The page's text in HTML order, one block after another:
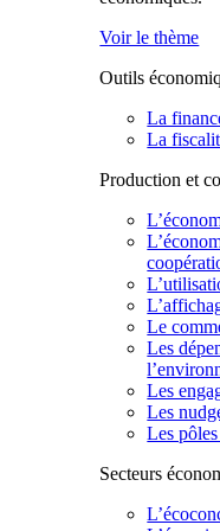
Voir le thème
Outils
La
La
Production et
Le
Les
Les
Les
Les
Secteurs